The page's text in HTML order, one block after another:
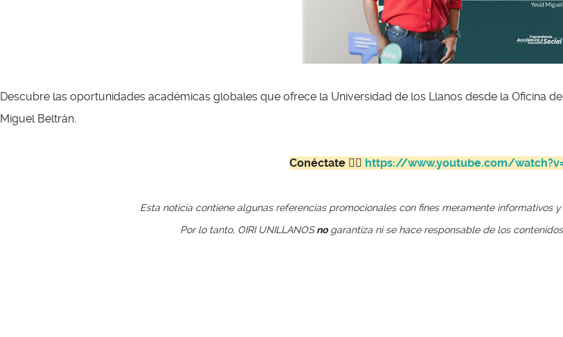
Descubre las oportunidades académicas globales que ofrece la Universidad de los Llanos desde la Oficina
Miguel Beltrán.
Conéctate 👉🏼 https://www.youtube.com/
Esta noticia contiene algunas referencias promocionales con fines meramente informativos
Por lo tanto, OIRI UNILLANOSnogarantiza ni se hace responsable de los